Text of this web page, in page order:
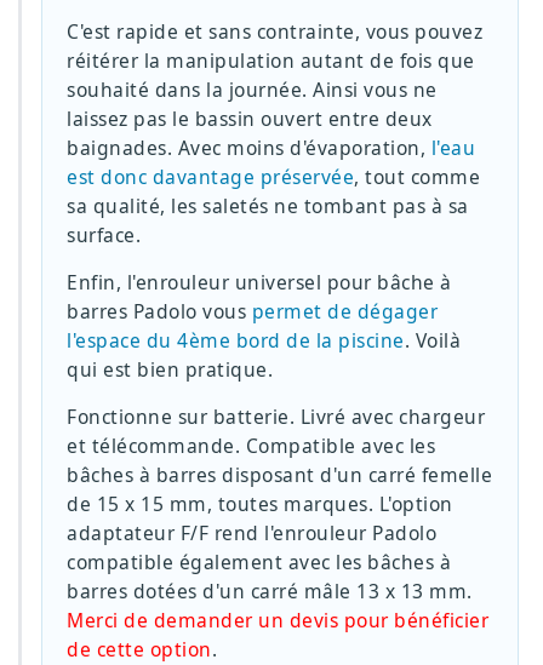
C'est rapide et sans contrainte, vous pouvez
réitérer la manipulation autant de fois que
souhaité dans la journée. Ainsi vous ne
laissez pas le bassin ouvert entre deux
baignades. Avec moins d'évaporation, l'eau
est donc davantage préservée, tout comme
sa qualité, les saletés ne tombant pas à sa
surface.
Enfin, l'enrouleur universel pour bâche à
barres Padolo vous permet de dégager
l'espace du 4ème bord de la piscine. Voilà
qui est bien pratique.
Fonctionne sur batterie. Livré avec chargeur
et télécommande. Compatible avec les
bâches à barres disposant d'un carré femelle
de 15 x 15 mm, toutes marques. L'option
adaptateur F/F rend l'enrouleur Padolo
compatible également avec les bâches à
barres dotées d'un carré mâle 13 x 13 mm.
Merci de demander un devis pour bénéficier
de cette option.